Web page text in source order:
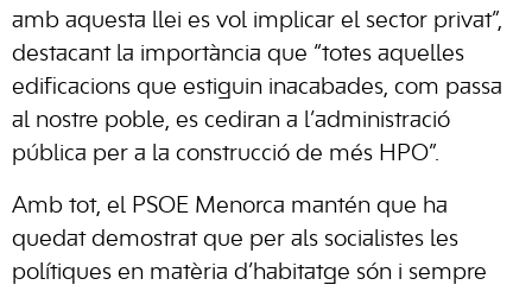
amb aquesta llei es vol implicar el sector privat”,
destacant la importància que “totes aquelles
edificacions que estiguin inacabades, com passa
al nostre poble, es cediran a l’administració
pública per a la construcció de més HPO”.
Amb tot, el PSOE Menorca mantén que ha
quedat demostrat que per als socialistes les
polítiques en matèria d’habitatge són i sempre